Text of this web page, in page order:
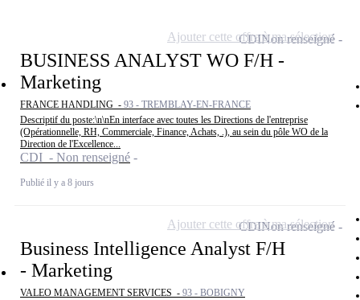
BUSINESS ANALYST WO F/H -
Marketing
FRANCE HANDLING - 93 - TREMBLAY-EN-FRANCE
Descriptif du poste:\n\nEn interface avec toutes les Directions de l'entreprise
(Opérationnelle, RH, Commerciale, Finance, Achats, .), au sein du pôle WO de la
Direction de l'Excellence...
CDI - Non renseigné
Publié il y a 8 jours
CDINon renseigné
Ajouter cette offre à ma sélection
Business Intelligence Analyst F/H
- Marketing
VALEO MANAGEMENT SERVICES - 93 - BOBIGNY
CDINon renseigné
Ajouter cette offre à ma sélection